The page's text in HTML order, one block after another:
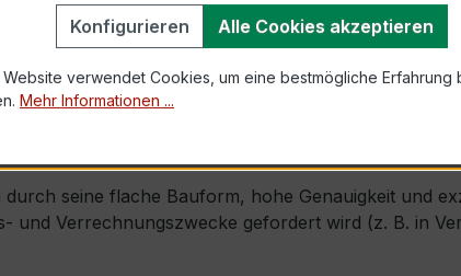
× Tiefe 42 mm
inkl. Isolierschutzkappe
durch seine flache Bauform, hohe Genauigkeit und
und Verrechnungszwecke gefordert wird (z. B. in
Konfigurieren Alle Cookies akzeptieren
Website verwendet Cookies, um eine bestmögliche Erfahrung
Mehr Informationen ...